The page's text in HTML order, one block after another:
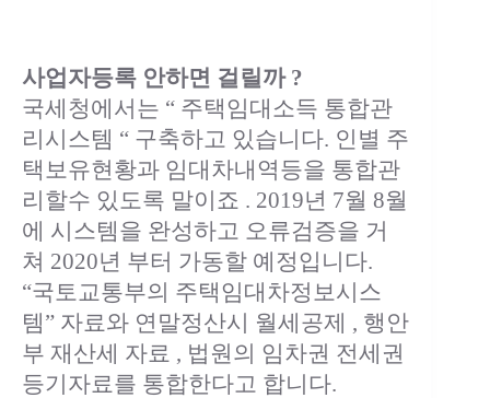
사업자등록 안하면 걸릴까 ?
국세청에서는 “ 주택임대소득 통합관
리시스템 “ 구축하고 있습니다. 인별 주
택보유현황과 임대차내역등을 통합관
리할수 있도록 말이죠 . 2019년 7월 8월
에 시스템을 완성하고 오류검증을 거
쳐 2020년 부터 가동할 예정입니다.
“국토교통부의 주택임대차정보시스
템” 자료와 연말정산시 월세공제 , 행안
부 재산세 자료 , 법원의 임차권 전세권
등기자료를 통합한다고 합니다.